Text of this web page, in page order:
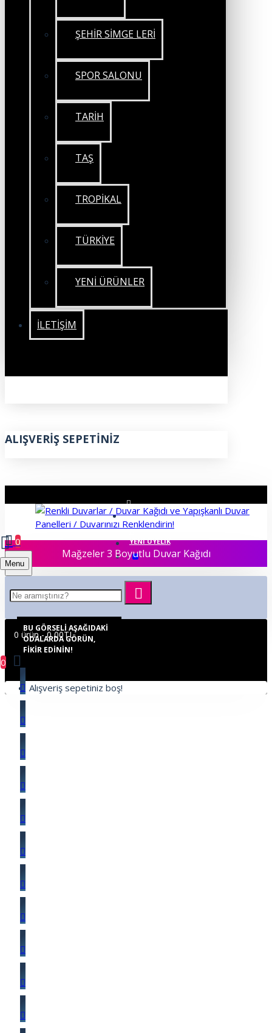
ŞEHİR SİMGE LERİ
SPOR SALONU
TARİH
TAŞ
TROPİKAL
TÜRKİYE
YENİ ÜRÜNLER
İLETIŞIM
ALIŞVERIŞ SEPETINIZ
ÜYE GIRIŞI
YENI ÜYELIK
Menu
0
0 ürün - 0,00TL
0
Alışveriş sepetiniz boş!
Mağzeler 3 Boyutlu Duvar Kağıdı
BU GÖRSELI AŞAĞIDAKI
ODALARDA GÖRÜN,
FIKIR EDININ!